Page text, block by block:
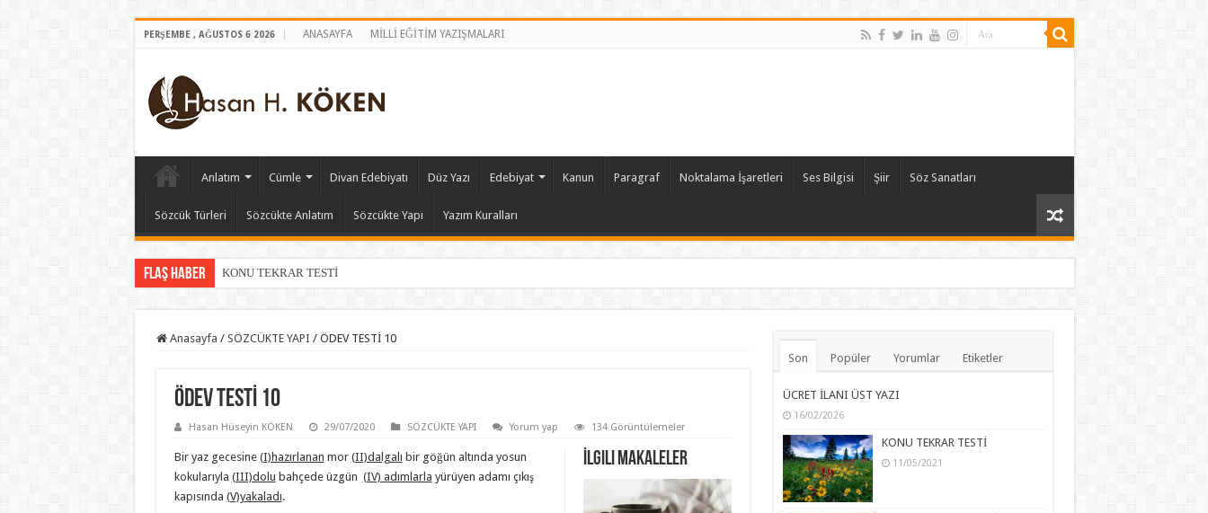
PERŞEMBE , AĞUSTOS 6 2026 ANASAYFA MİLLİ EĞİTİM YAZIŞMALARI
Anlatım Cümle Divan Edebiyatı Düz Yazı Edebiyat Kanun Paragraf Noktalama İşaretleri Ses Bilgisi Şiir Söz Sanatları
Sözcük Türleri Sözcükte Anlatım Sözcükte Yapı Yazım Kuralları
Flaş Haber KONU TEKRAR TESTİ
Anasayfa / SÖZCÜKTE YAPI / ÖDEV TESTİ 10
ÖDEV TESTİ 10
Hasan Hüseyin KÖKEN 29/07/2020 SÖZCÜKTE YAPI Yorum yap 134 Görüntülemeler
İlgili Makaleler
Bir yaz gecesine (I)hazırlanan mor (II)dalgalı bir göğün altında yosun
kokularıyla (III)dolu bahçede üzgün (IV) adımlarla yürüyen adamı çıkış
kapısında (V)yakaladı.
Son Popüler Yorumlar Etiketler
ÜCRET İLANI ÜST YAZI
16/02/2026
KONU TEKRAR TESTİ
11/05/2021